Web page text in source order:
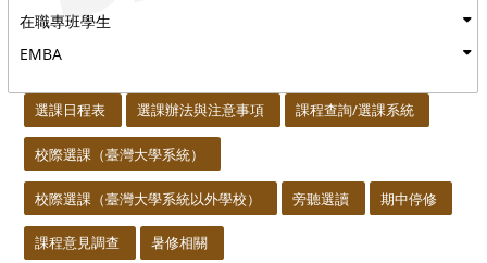
在職專班學生
EMBA
選課日程表 選課辦法與注意事項 課程查詢/選課系統
校際選課（臺灣大學系統）
校際選課（臺灣大學系統以外學校） 旁聽選讀 期中停修
課程意見調查 暑修相關